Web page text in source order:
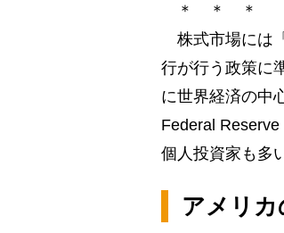
＊ ＊ ＊
株式市場には
行が行う政策に
に世界経済の中
Federal
個人投資家も多
アメリ